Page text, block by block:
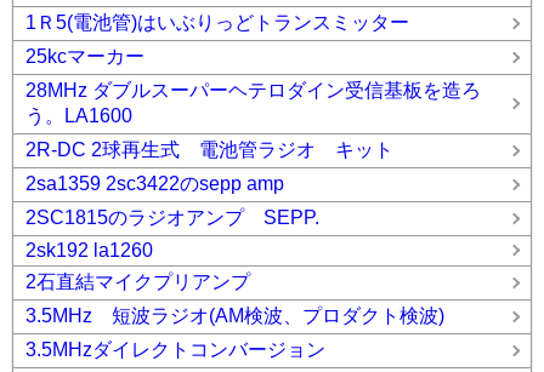
1Ｒ5(電池管)はいぶりっどトランスミッター
25kcマーカー
28MHz ダブルスーパーヘテロダイン受信基板を造ろ
う。LA1600
2R-DC 2球再生式 電池管ラジオ キット
2sa1359 2sc3422のsepp amp
2SC1815のラジオアンプ SEPP.
2sk192 la1260
2石直結マイクプリアンプ
3.5MHz 短波ラジオ(AM検波、プロダクト検波)
3.5MHzダイレクトコンバージョン